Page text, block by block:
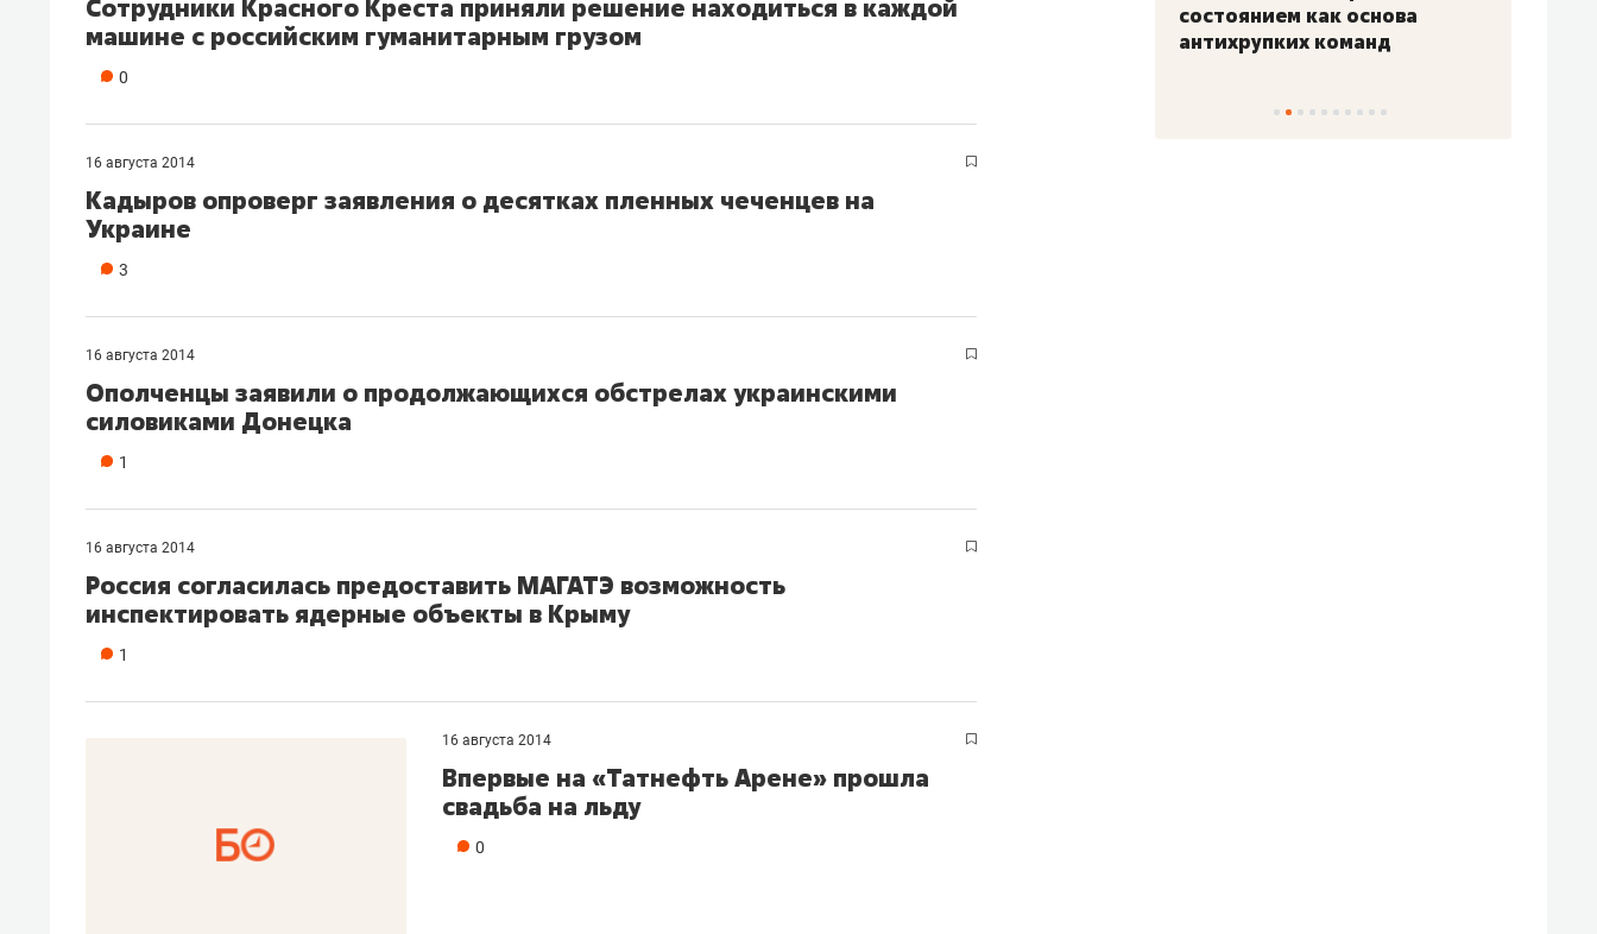
Сотрудники Красного Креста приняли решение находиться в каждой
машине с российским гуманитарным грузом
0
16 августа 2014
Кадыров опроверг заявления о десятках пленных чеченцев на
Украине
3
16 августа 2014
Ополченцы заявили о продолжающихся обстрелах украинскими
силовиками Донецка
1
16 августа 2014
Россия согласилась предоставить МАГАТЭ возможность
инспектировать ядерные объекты в Крыму
1
16 августа 2014
Впервые на «Татнефть Арене» прошла
свадьба на льду
0
состоянием как основа
«Гонка Героев»